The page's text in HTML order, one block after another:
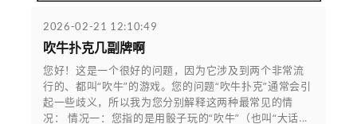
2026-02-21 12:10:49
吹牛扑克几副牌啊
您好！这是一个很好的问题，因为它涉及到两个非常流
行的、都叫“吹牛”的游戏。您的问题“吹牛扑克”通常会引
起一些歧义，所以我为您分别解释这两种最常见的情
况： 情况一：您指的是用骰子玩的“吹牛”（也叫“大话...